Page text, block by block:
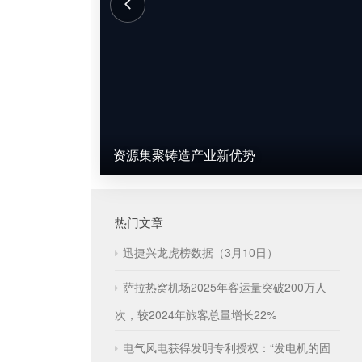
资源集聚铸造产业新优势
热门文章
迅捷兴龙虎榜数据（3月10日）
萨拉热窝机场2025年客运量突破200万人
次，较2024年旅客总量增长22%
电气风电获得发明专利授权：“发电机的固